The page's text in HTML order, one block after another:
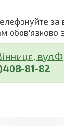
обов'язково
81-82